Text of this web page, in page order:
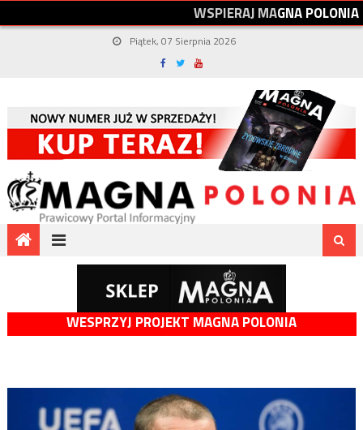
WSPIERAJMAGNAPOLONIA
Piątek, 07 Sierpnia 2026
WESPRZYJ PROJEKT MAGNA POLONIA